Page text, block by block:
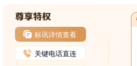
标讯详情查看
关键电话直连